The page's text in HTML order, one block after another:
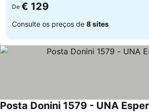
De € 129
Consulte os preços de 8 sites
Posta Donini 1579 - UNA